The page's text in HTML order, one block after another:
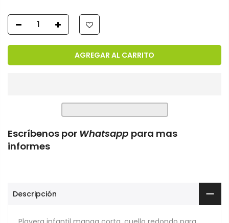
AGREGAR AL CARRITO
Escríbenos por Whatsapp para mas
informes
Descripción